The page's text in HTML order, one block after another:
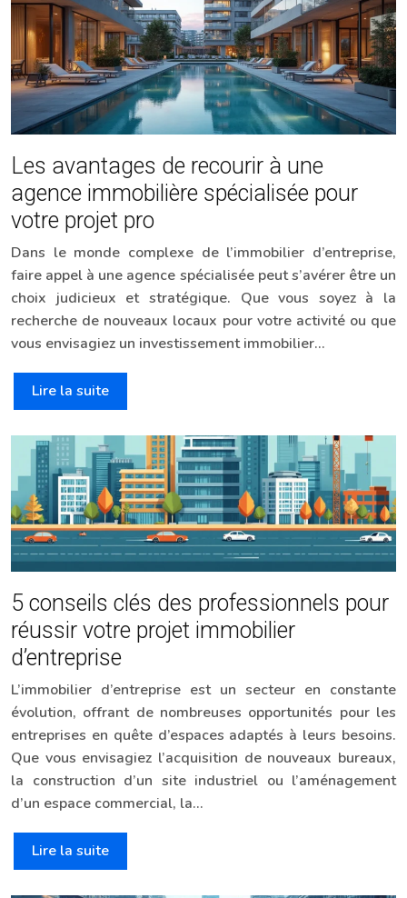
Les avantages de recourir à une
agence immobilière spécialisée pour
votre projet pro
Dans le monde complexe de l’immobilier d’entreprise,
faire appel à une agence spécialisée peut s’avérer être un
choix judicieux et stratégique. Que vous soyez à la
recherche de nouveaux locaux pour votre activité ou que
vous envisagiez un investissement immobilier…
Lire la suite
5 conseils clés des professionnels pour
réussir votre projet immobilier
d’entreprise
L’immobilier d’entreprise est un secteur en constante
évolution, offrant de nombreuses opportunités pour les
entreprises en quête d’espaces adaptés à leurs besoins.
Que vous envisagiez l’acquisition de nouveaux bureaux,
la construction d’un site industriel ou l’aménagement
d’un espace commercial, la…
Lire la suite